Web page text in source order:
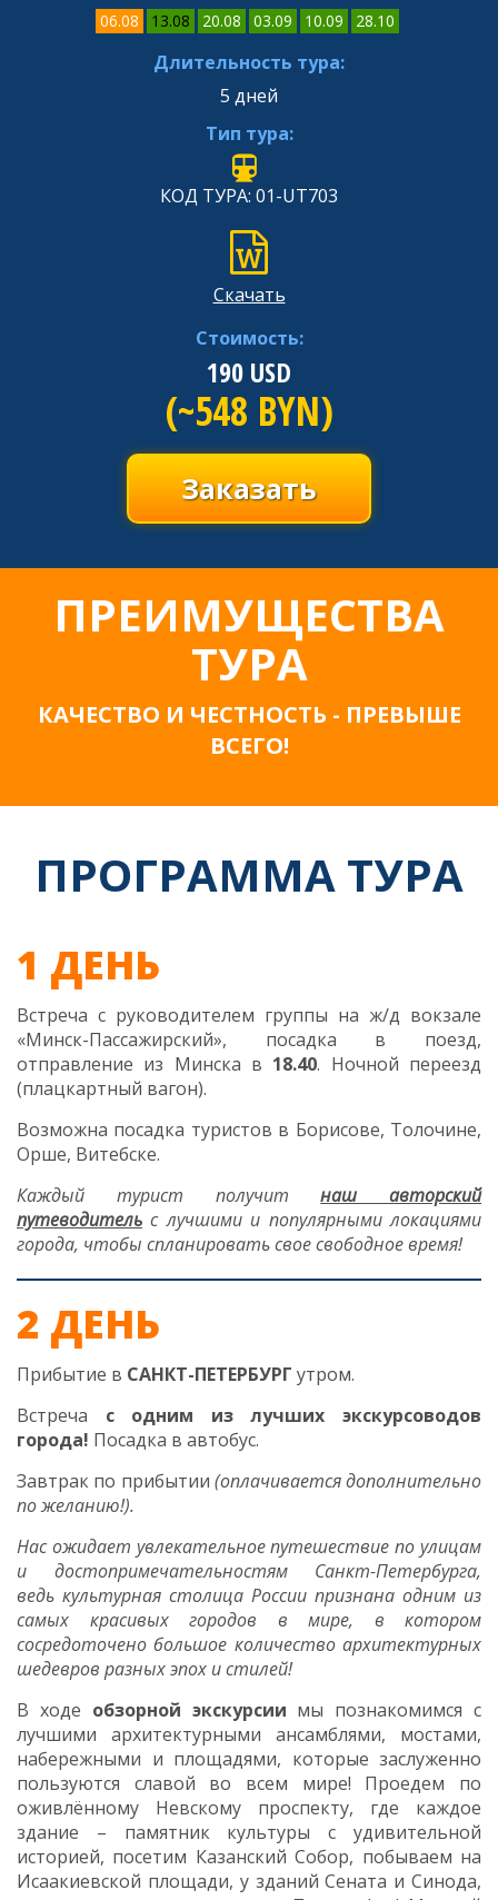
06.08 13.08 20.08 03.09 10.09 28.10
Длительность тура:
5 дней
Тип тура:
КОД ТУРА: 01-UT703
Скачать
Стоимость:
190 USD
(~548 BYN)
Заказать
ПРЕИМУЩЕСТВА
ТУРА
КАЧЕСТВО И ЧЕСТНОСТЬ - ПРЕВЫШЕ
ВСЕГО!
ПРОГРАММА ТУРА
1 ДЕНЬ
Встреча с руководителем группы на ж/д вокзале
«Минск-Пассажирский», посадка в поезд,
отправление из Минска в 18.40. Ночной переезд
(плацкартный вагон).
Возможна посадка туристов в Борисове, Толочине,
Орше, Витебске.
Каждый турист получитнаш авторский
путеводитель с лучшими и популярными локациями
города, чтобы спланировать свое свободное время!
2 ДЕНЬ
Прибытие в САНКТ-ПЕТЕРБУРГ утром.
Встреча с одним из лучших экскурсоводов
города! Посадка в автобус.
Завтрак по прибытии (оплачивается дополнительно
по желанию!).
Нас ожидает увлекательное путешествие по улицам
и достопримечательностям Санкт-Петербурга,
ведь культурная столица России признана одним из
самых красивых городов в мире, в котором
сосредоточено большое количество архитектурных
шедевров разных эпох и стилей!
В ходе обзорной экскурсии мы познакомимся с
лучшими архитектурными ансамблями, мостами,
набережными и площадями, которые заслуженно
пользуются славой во всем мире! Проедем по
оживлённому Невскому проспекту, где каждое
здание – памятник культуры с удивительной
историей, посетим Казанский Собор, побываем на
Исаакиевской площади, у зданий Сената и Синода,